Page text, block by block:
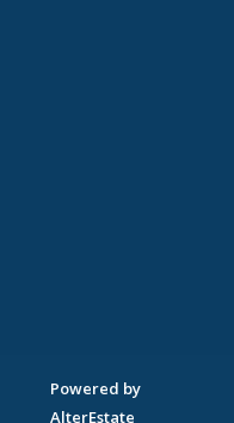
Powered by
AlterEstate